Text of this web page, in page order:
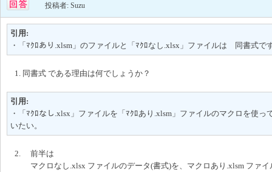
投稿者: Suzu
引用:
・「ﾏｸﾛあり.xlsm」のファイルと「ﾏｸﾛなし.xlsx」ファイルは 同書式で
1. 同書式 である理由は何でしょうか？
引用:
・「ﾏｸﾛなし.xlsx」ファイルを「ﾏｸﾛあり.xlsm」ファイルのマクロを使っ
いたい。
2. 前半は
マクロなし.xlsx ファイルのデータ(書式)を、マクロあり.xlsm ファイ